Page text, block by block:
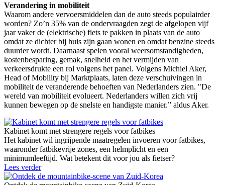
Verandering in mobiliteit
Waarom andere vervoersmiddelen dan de auto steeds populairder
worden? Zo’n 35% van de ondervraagden zegt de afgelopen vijf
jaar vaker de (elektrische) fiets te pakken in plaats van de auto
omdat ze dichter bij huis zijn gaan wonen en omdat benzine steeds
duurder wordt. Daarnaast spelen vooral weersomstandigheden,
kostenbesparing, gemak, snelheid en het vermijden van
verkeersdrukte een rol volgens het panel. Volgens Michiel Aker,
Head of Mobility bij Marktplaats, laten deze verschuivingen in
mobiliteit de veranderende behoeften van Nederlanders zien. "De
wereld van mobiliteit evolueert. Nederlanders willen zich vrij
kunnen bewegen op de snelste en handigste manier.” aldus Aker.
Kabinet komt met strengere regels voor fatbikes
Het kabinet wil ingrijpende maatregelen invoeren voor fatbikes,
waaronder fatbikevrije zones, een helmplicht en een
minimumleeftijd. Wat betekent dit voor jou als fietser?
Lees verder